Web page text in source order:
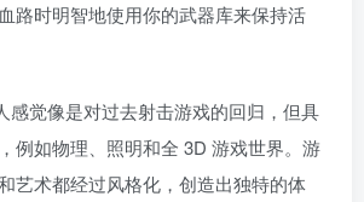
路时明智地使用你的武器库来保持活
感觉像是对过去射击游戏的回归，但具
例如物理、照明和全 3D 游戏世界。游
艺术都经过风格化，创造出独特的体